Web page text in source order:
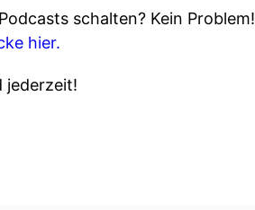
schalten? Kein Problem!
hier.
jederzeit!